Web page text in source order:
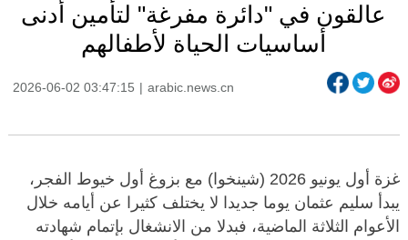
عالقون في "دائرة مفرغة" لتأمين أدنى
أساسيات الحياة لأطفالهم
2026-06-02 03:47:15 | arabic.news.cn
غزة أول يونيو 2026 (شينخوا) مع بزوغ أول خيوط الفجر،
يبدأ سليم عثمان يوما جديدا لا يختلف كثيرا عن أيامه خلال
الأعوام الثلاثة الماضية، فبدلا من الانشغال بإتمام شهادته